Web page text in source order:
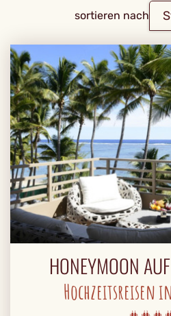
sortieren nach
HONEYMOON
Hochzeitsreisen